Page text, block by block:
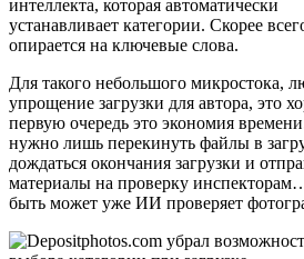
интеллекта, которая автоматически
устанавливает категории. Скорее
опирается на ключевые слова.
Для такого небольшого микростока,
упрощение загрузки для автора, это
первую очередь это экономия
нужно лишь перекинуть файлы в
дождаться окончания загрузки и
материалы на проверку
быть может уже ИИ проверяет